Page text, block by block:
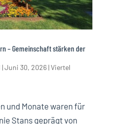
– Gemeinschaft stärken der
|Juni 30, 2026|Viertel
und Monate waren für
Stans geprägt von